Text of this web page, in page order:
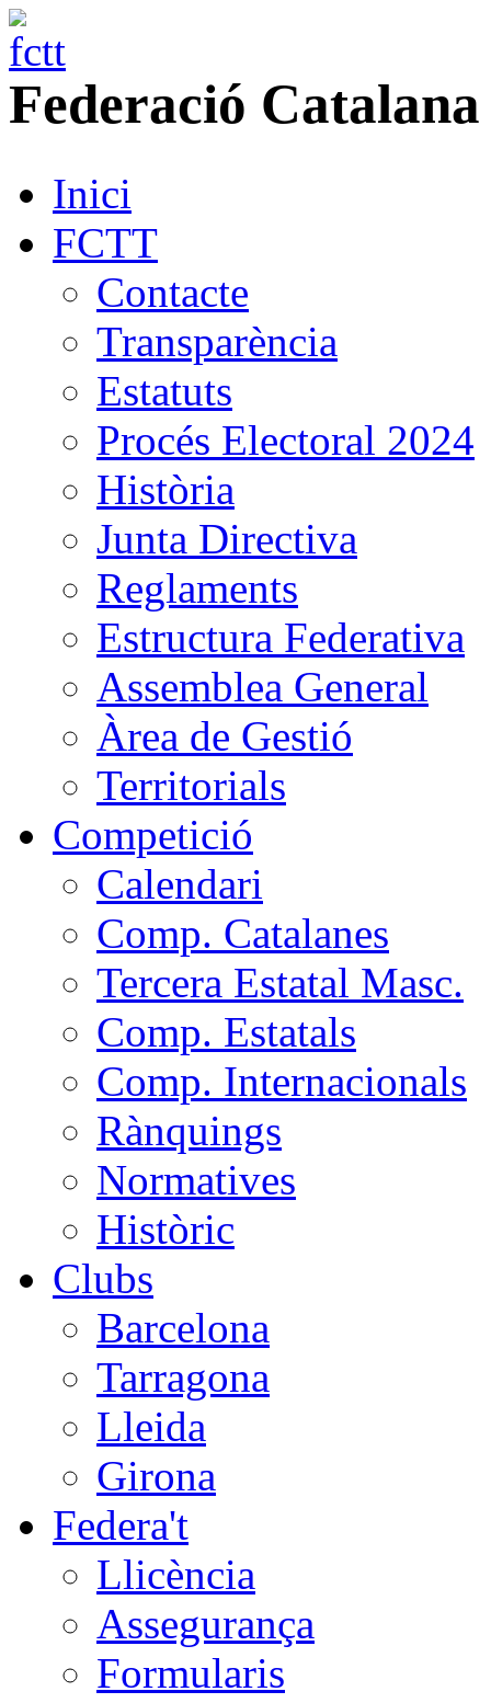
Federació Catalana
Inici
FCTT
Contacte
Transparència
Estatuts
Procés Electoral 2024
Història
Junta Directiva
Reglaments
Estructura Federativa
Assemblea General
Àrea de Gestió
Territorials
Competició
Calendari
Comp. Catalanes
Tercera Estatal Masc.
Comp. Estatals
Comp. Internacionals
Rànquings
Normatives
Històric
Clubs
Barcelona
Tarragona
Lleida
Girona
Federa't
Llicència
Assegurança
Formularis